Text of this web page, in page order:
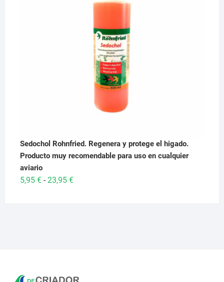
Sedochol Rohnfried. Regenera y protege el higado.
Producto muy recomendable para uso en cualquier
aviario
5,95 € - 23,95 €Rango